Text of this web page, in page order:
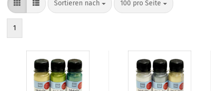
Sortieren nach
Sortieren nach 100 pro Seite
pro Seite
1